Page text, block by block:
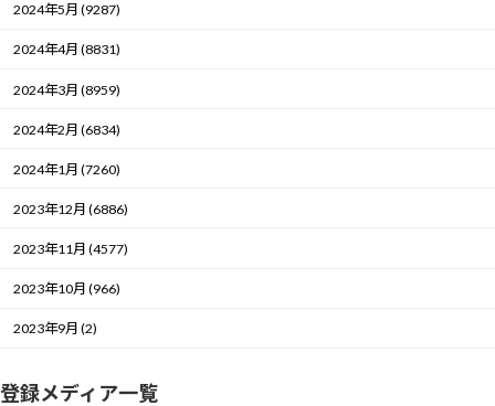
2024年5月 (9287)
2024年4月 (8831)
2024年3月 (8959)
2024年2月 (6834)
2024年1月 (7260)
2023年12月 (6886)
2023年11月 (4577)
2023年10月 (966)
2023年9月 (2)
登録メディア一覧